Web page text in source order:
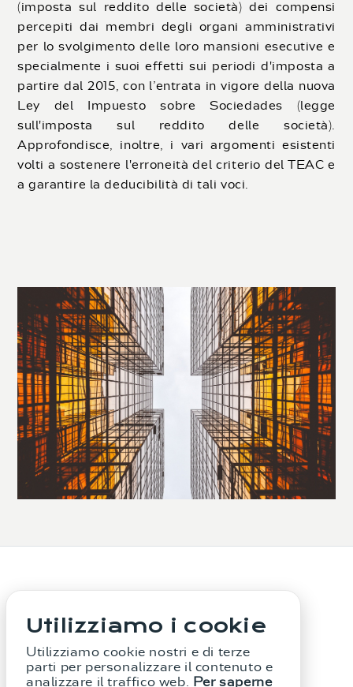
(imposta sul reddito delle società) dei compensi
percepiti dai membri degli organi amministrativi
per lo svolgimento delle loro mansioni esecutive e
specialmente i suoi effetti sui periodi d'imposta a
partire dal 2015, con l’entrata in vigore della nuova
Ley del Impuesto sobre Sociedades (legge
sull'imposta sul reddito delle società).
Approfondisce, inoltre, i vari argomenti esistenti
volti a sostenere l'erroneità del criterio del TEAC e
a garantire la deducibilità di tali voci.
Lo Studio I Servizi Informativa Legale
Utilizziamo i cookie
Utilizziamo cookie nostri e di terze
parti per personalizzare il contenuto e
analizzare il traffico web. Per saperne